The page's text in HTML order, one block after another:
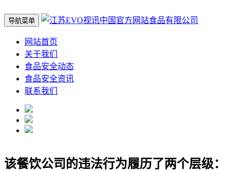
导航菜单
网站首页
关于我们
食品安全动态
食品安全资讯
联系我们
该餐饮公司的违法行为履历了两个层级：